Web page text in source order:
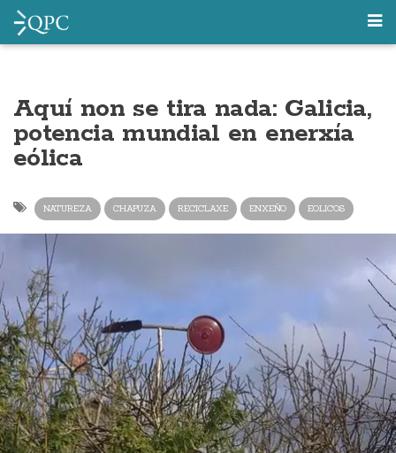
Aquí non se tira nada: Galicia,
potencia mundial en enerxía
eólica
NATUREZA CHAPUZA RECICLAXE ENXEÑO EOLICOS